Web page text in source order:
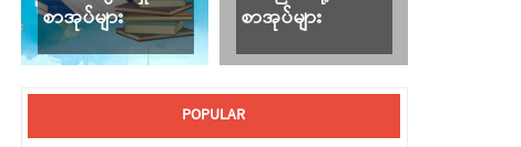
စာအုပ်များ
စာအုပ်များ
POPULAR